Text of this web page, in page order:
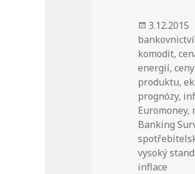
3.12.2015
komodit,
energií,
produktu,
prognózy,
Euromoney,
Banking
vysoký
inflace